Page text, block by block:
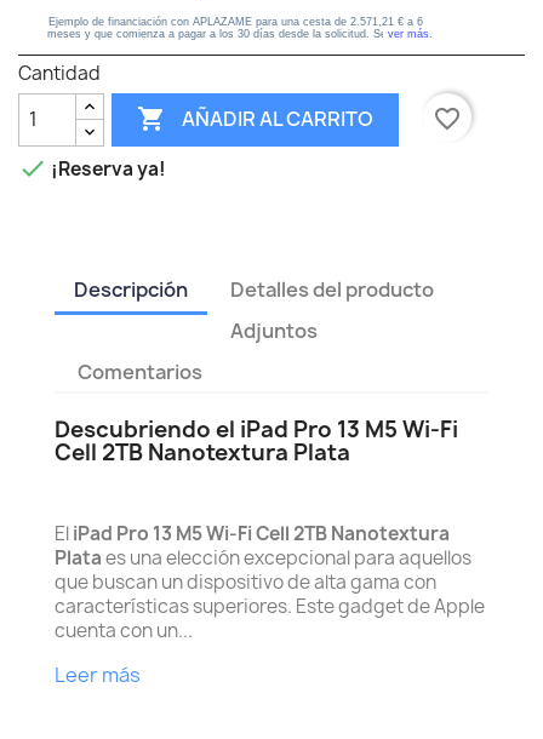
Cantidad
 AÑADIR AL CARRITO
favorite_border
 ¡Reserva ya!
Descripción
Detalles del producto
Adjuntos
Comentarios
Descubriendo el iPad Pro 13 M5 Wi‑Fi
Cell 2TB Nanotextura Plata
EliPad Pro 13 M5 Wi‑Fi Cell 2TB Nanotextura
Plataes una elección excepcional para aquellos
que buscan un dispositivo de alta gama con
características superiores. Este gadget de Apple
cuenta con un...
Leer más